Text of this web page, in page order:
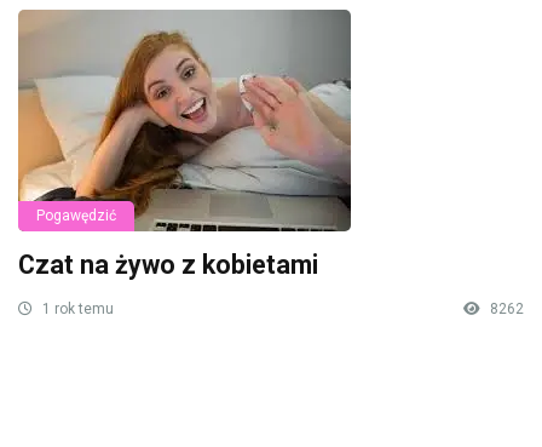
Pogawędzić
Czat na żywo z kobietami
1 rok temu 8262